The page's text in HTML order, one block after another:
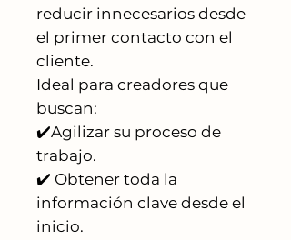
reducir innecesarios desde
el primer contacto con el
cliente.
Ideal para creadores que
buscan:
✔️Agilizar su proceso de
trabajo.
✔️ Obtener toda la
información clave desde el
inicio.